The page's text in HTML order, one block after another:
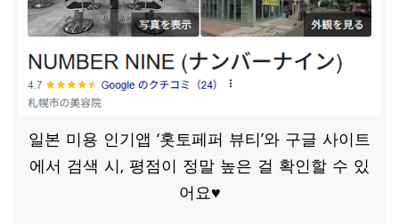
일본 미용 인기앱 ‘홋토페퍼 뷰티’와 구글 사이트
에서 검색 시, 평점이 정말 높은 걸 확인할 수 있
어요♥